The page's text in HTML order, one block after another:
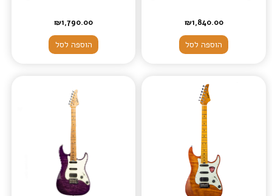
₪1,840.00
הוספה לסל
₪1,790.00
הוספה לסל